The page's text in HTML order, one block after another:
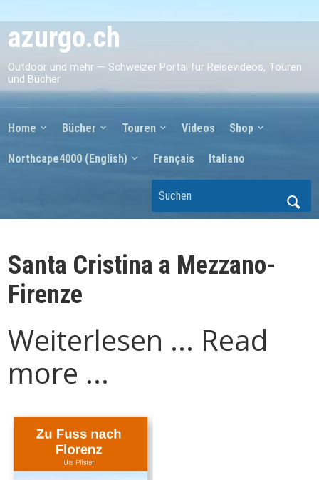
azurgo.ch
Outdoor und mehr — Schweizer Portal für Reisevideos, Touren
und Bücher
Home Bücher Touren Videos Shop
Northcape4000 (English) Français Italiano
Santa Cristina a Mezzano-
Firenze
Weiterlesen ... Read
more ...